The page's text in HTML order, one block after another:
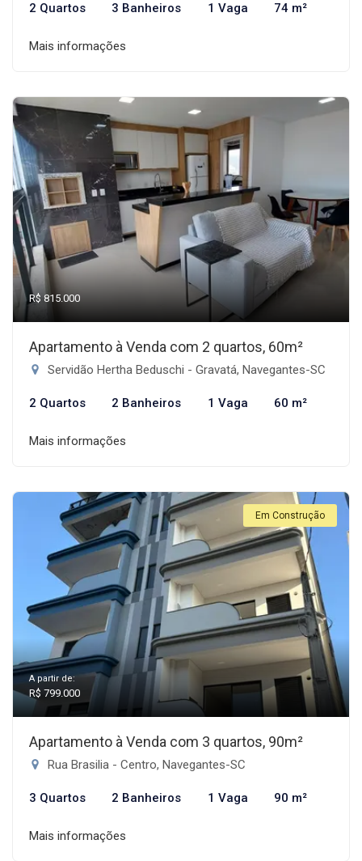
2 Quartos 3 Banheiros 1 Vaga 74 m²
Mais informações
R$ 815.000
Apartamento à Venda com 2 quartos, 60m²
Servidão Hertha Beduschi - Gravatá, Navegantes-SC
2 Quartos 2 Banheiros 1 Vaga 60 m²
Mais informações
Em Construção
A partir de:
R$ 799.000
Apartamento à Venda com 3 quartos, 90m²
Rua Brasilia - Centro, Navegantes-SC
3 Quartos 2 Banheiros 1 Vaga 90 m²
Mais informações